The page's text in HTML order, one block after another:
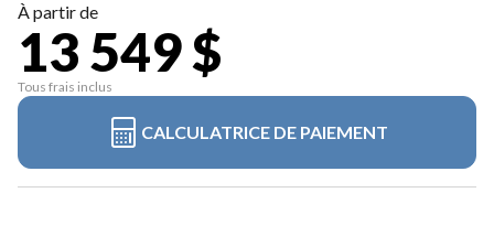
À partir de
13 549 $
Tous frais inclus
CALCULATRICE DE PAIEMENT